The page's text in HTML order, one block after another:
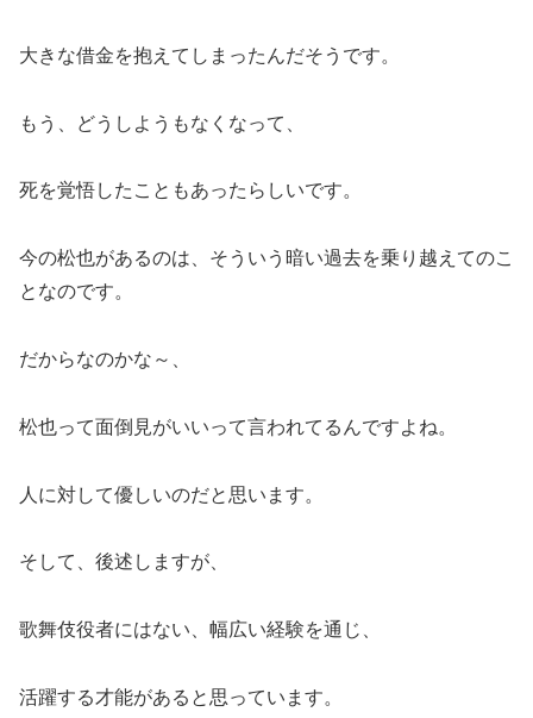
大きな借金を抱えてしまったんだそうです。
もう、どうしようもなくなって、
死を覚悟したこともあったらしいです。
今の松也があるのは、そういう暗い過去を乗り越えてのこ
となのです。
だからなのかな～、
松也って面倒見がいいって言われてるんですよね。
人に対して優しいのだと思います。
そして、後述しますが、
歌舞伎役者にはない、幅広い経験を通じ、
活躍する才能があると思っています。